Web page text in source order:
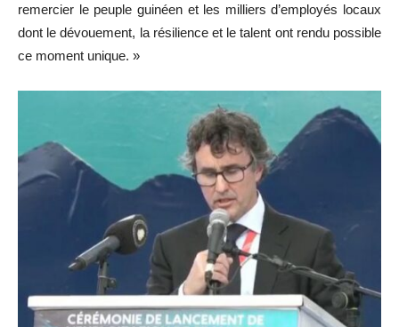
remercier le peuple guinéen et les milliers d’employés locaux
dont le dévouement, la résilience et le talent ont rendu possible
ce moment unique. »